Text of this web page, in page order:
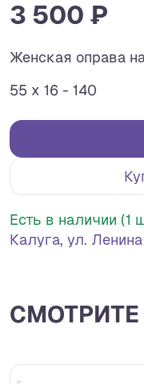
3 500 ₽
Женская оправа
55 x 16 - 140
Есть в наличии (1
Калуга, ул.